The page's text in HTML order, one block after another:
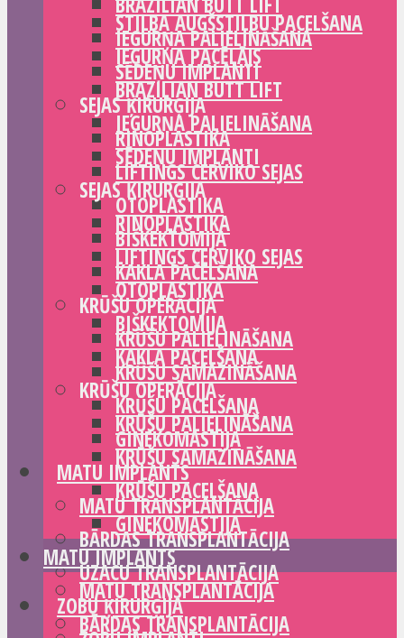
IEGURŅA PALIELINĀŠANA
SĒDEŅU IMPLANTI
SEJAS ĶIRURĢIJA
RINOPLASTIKA
LIFTINGS CERVIKO SEJAS
OTOPLASTIKA
BIŠKEKTOMIJA
KAKLA PACELŠANA
KRŪŠU OPERĀCIJA
KRŪŠU PALIELINĀŠANA
KRŪŠU SAMAZINĀŠANA
KRŪŠU PACELŠANA
GINEKOMASTIJA
MATU IMPLANTS
MATU TRANSPLANTĀCIJA
BĀRDAS TRANSPLANTĀCIJA
UZACU TRANSPLANTĀCIJA
ZOBU ĶIRURĢIJA
STILBA AUGŠSTILBU PACELŠANA
IEGURŅA PACĒLĀJS
BRAZILIAN BUTT LIFT
IEGURŅA PALIELINĀŠANA
SĒDEŅU IMPLANTI
SEJAS ĶIRURĢIJA
RINOPLASTIKA
LIFTINGS CERVIKO SEJAS
OTOPLASTIKA
BIŠKEKTOMIJA
KAKLA PACELŠANA
KRŪŠU OPERĀCIJA
KRŪŠU PALIELINĀŠANA
KRŪŠU SAMAZINĀŠANA
KRŪŠU PACELŠANA
GINEKOMASTIJA
MATU IMPLANTS
MATU TRANSPLANTĀCIJA
BĀRDAS TRANSPLANTĀCIJA